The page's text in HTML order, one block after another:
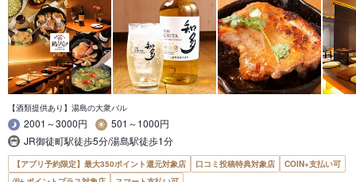
【酒類提供あり】湯島の大衆バル
2001～3000円
501～1000円
JR御徒町駅徒歩5分/湯島駅徒歩1分
【アプリ予約限定】最大350ポイント還元対象店 口コミ投稿特典対象店
COIN+支払い可